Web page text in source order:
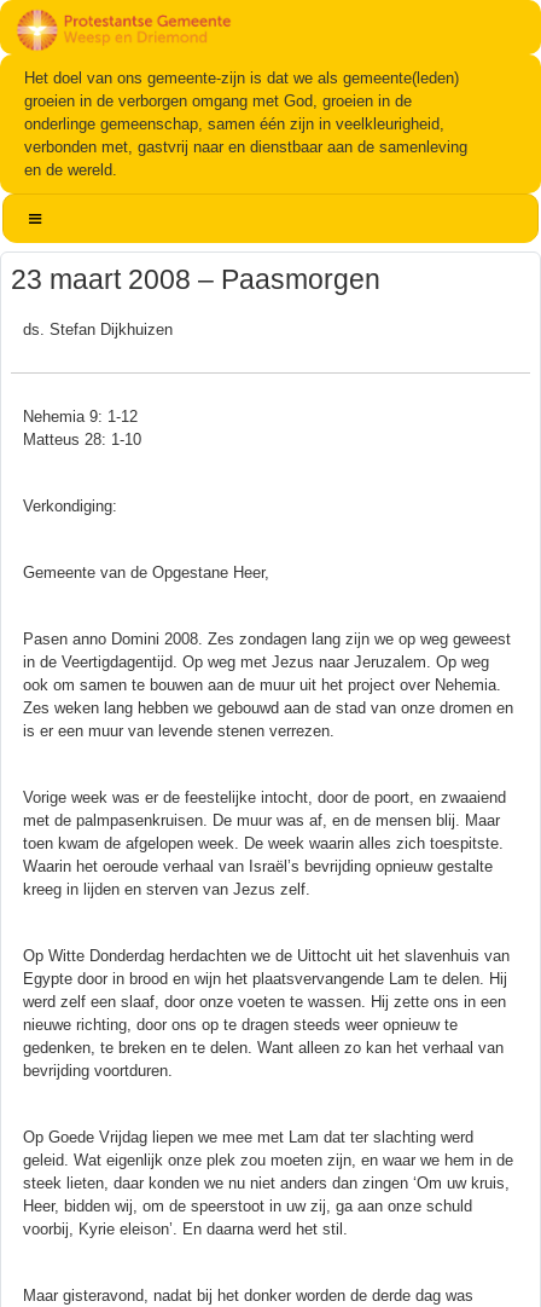
Het doel van ons gemeente-zijn is dat we als gemeente(leden)
groeien in de verborgen omgang met God, groeien in de
onderlinge gemeenschap, samen één zijn in veelkleurigheid,
verbonden met, gastvrij naar en dienstbaar aan de samenleving
en de wereld.
23 maart 2008 – Paasmorgen
ds. Stefan Dijkhuizen
Nehemia 9: 1-12
Matteus 28: 1-10
Verkondiging:
Gemeente van de Opgestane Heer,
Pasen anno Domini 2008. Zes zondagen lang zijn we op weg geweest
in de Veertigdagentijd. Op weg met Jezus naar Jeruzalem. Op weg
ook om samen te bouwen aan de muur uit het project over Nehemia.
Zes weken lang hebben we gebouwd aan de stad van onze dromen en
is er een muur van levende stenen verrezen.
Vorige week was er de feestelijke intocht, door de poort, en zwaaiend
met de palmpasenkruisen. De muur was af, en de mensen blij. Maar
toen kwam de afgelopen week. De week waarin alles zich toespitste.
Waarin het oeroude verhaal van Israël’s bevrijding opnieuw gestalte
kreeg in lijden en sterven van Jezus zelf.
Op Witte Donderdag herdachten we de Uittocht uit het slavenhuis van
Egypte door in brood en wijn het plaatsvervangende Lam te delen. Hij
werd zelf een slaaf, door onze voeten te wassen. Hij zette ons in een
nieuwe richting, door ons op te dragen steeds weer opnieuw te
gedenken, te breken en te delen. Want alleen zo kan het verhaal van
bevrijding voortduren.
Op Goede Vrijdag liepen we mee met Lam dat ter slachting werd
geleid. Wat eigenlijk onze plek zou moeten zijn, en waar we hem in de
steek lieten, daar konden we nu niet anders dan zingen ‘Om uw kruis,
Heer, bidden wij, om de speerstoot in uw zij, ga aan onze schuld
voorbij, Kyrie eleison’. En daarna werd het stil.
Maar gisteravond, nadat bij het donker worden de derde dag was